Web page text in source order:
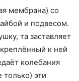
мембрана) со
и подвесом.
та заставляет
к ней
колебания
эти